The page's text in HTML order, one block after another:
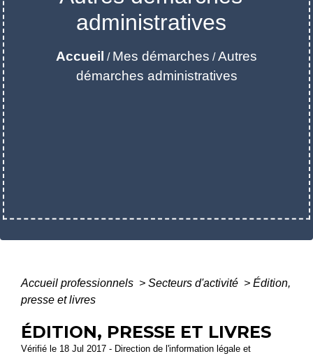
administratives
Accueil / Mes démarches /Autres
démarches administratives
Accueil professionnels > Secteurs d'activité > Édition,
presse et livres
ÉDITION, PRESSE ET LIVRES
Vérifié le 18 Jul 2017 - Direction de l'information légale et